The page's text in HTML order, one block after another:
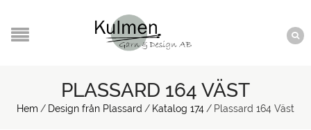
PLASSARD 164 VÄST
Hem / Design från Plassard / Katalog 174 / Plassard 164 Väst